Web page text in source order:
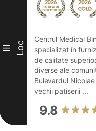
III Loc
Centrul Medical
specializat în
de calitate
diverse ale
Bulevardul
vechii patiserii ...
9.8